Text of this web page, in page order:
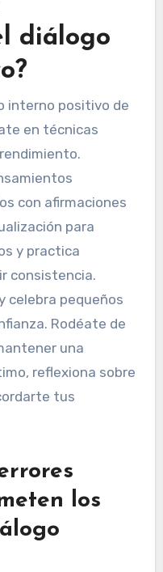
diálogo
interno positivo de
en técnicas
con afirmaciones
para
y practica
consistencia.
celebra pequeños
Rodéate de
una
reflexiona sobre
tus
los